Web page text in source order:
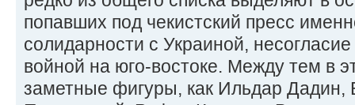
попавших под чекистский пресс
солидарности с Украиной,
войной на юго-востоке. Между тем в
заметные фигуры, как Ильдар